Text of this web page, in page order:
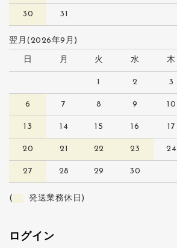
30 31
翌月(2026年9月)
日 月 火 水 木
1 2 3
6 7 8 9 10
13 14 15 16 17
20 21 22 23 24
27 28 29 30
( 発送業務休日)
ログイン